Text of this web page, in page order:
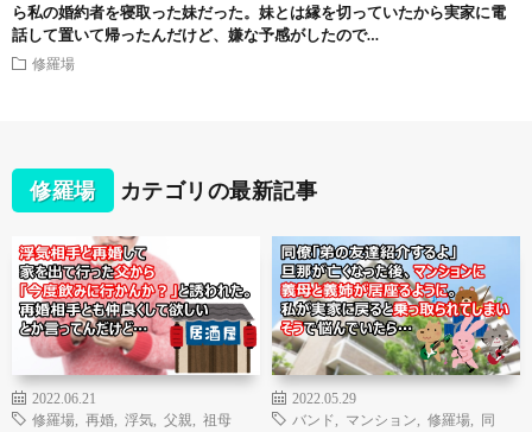
ら私の婚約者を寝取った妹だった。妹とは縁を切っていたから実家に電
話して置いて帰ったんだけど、嫌な予感がしたので…
修羅場
修羅場 カテゴリの最新記事
2022.06.21
修羅場
再婚 浮気 父親 祖母
2022.05.29
バンド
マンション 修羅場
同